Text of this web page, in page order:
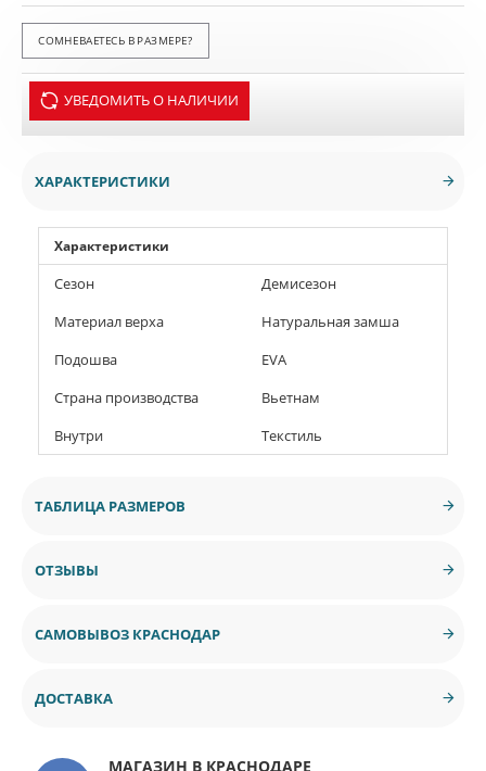
УВЕДОМИТЬ О НАЛИЧИИ
ХАРАКТЕРИСТИКИ
Характеристики
Сезон
Демисезон
Материал верха
Натуральная замша
Подошва
EVA
Страна производства
Вьетнам
Внутри
Текстиль
ТАБЛИЦА РАЗМЕРОВ
ОТЗЫВЫ
САМОВЫВОЗ КРАСНОДАР
ДОСТАВКА
СОМНЕВАЕТЕСЬ В РАЗМЕРЕ?
МАГАЗИН В КРАСНОДАРЕ